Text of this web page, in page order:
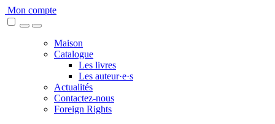
Skip
to
Mon compte
Maison
Catalogue
Les livres
Les auteur·e·s
Actualités
Contactez-nous
Foreign Rights